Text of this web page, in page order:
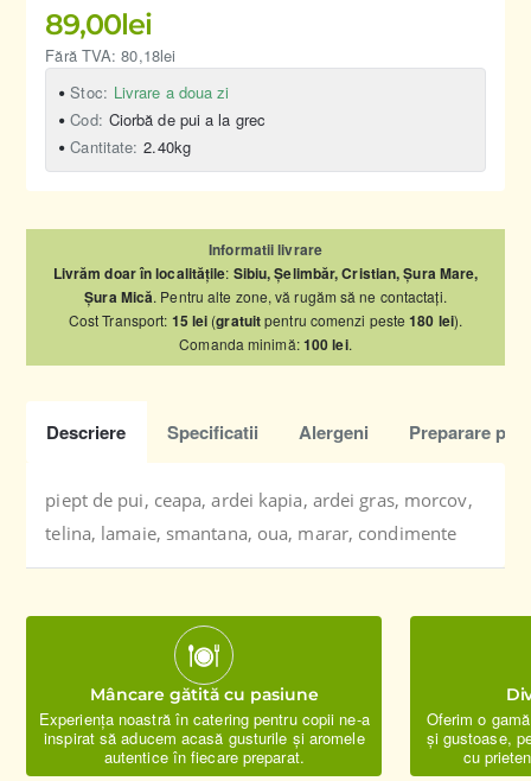
89,00lei
Fără TVA: 80,18lei
Stoc: Livrare a doua zi
Cod: Ciorbă de pui a la grec
Cantitate: 2.40kg
Informatii livrare
Livrăm doar în localitățile: Sibiu, Șelimbăr, Cristian, Șura Mare,
Șura Mică. Pentru alte zone, vă rugăm să ne contactați.
Cost Transport: 15 lei (gratuitpentru comenzi peste180 lei).
Comanda minimă:100 lei.
Descriere Specificatii Alergeni Preparare
piept de pui, ceapa, ardei kapia, ardei gras, morcov,
telina, lamaie, smantana, oua, marar, condimente
Mâncare gătită cu pasiune
Experiența noastră în catering pentru copii ne-a
inspirat să aducem acasă gusturile și aromele
autentice în fiecare preparat.
Oferim o
și gustoase,
cu